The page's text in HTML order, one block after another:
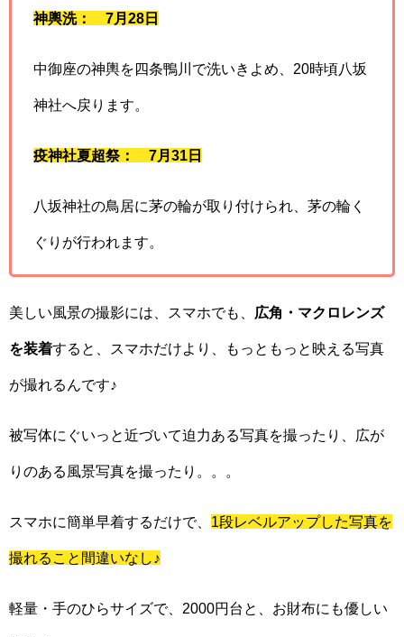
神輿洗： 7月28日
中御座の神輿を四条鴨川で洗いきよめ、20時頃八坂
神社へ戻ります。
疫神社夏超祭： 7月31日
八坂神社の鳥居に茅の輪が取り付けられ、茅の輪く
ぐりが行われます。
美しい風景の撮影には、スマホでも、 広角・マクロレンズ
を装着すると、スマホだけより、もっともっと映える写真
が撮れるんです♪
被写体にぐいっと近づいて迫力ある写真を撮ったり、広が
りのある風景写真を撮ったり。。。
スマホに簡単早着するだけで、 1段レベルアップした写真を
撮れること間違いなし♪
軽量・手のひらサイズで、2000円台と、お財布にも優しい